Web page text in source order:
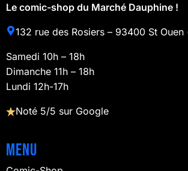
Le comic-shop du Marché Dauphine !
132 rue des Rosiers – 93400 St Ouen
Samedi 10h – 18h
Dimanche 11h – 18h
Lundi 12h-17h
Noté 5/5 sur Google
Menu